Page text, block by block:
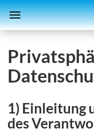
1) Einleitung
des